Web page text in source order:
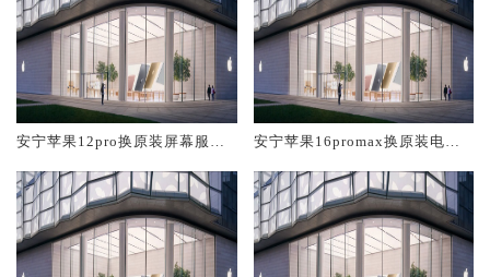
安宁苹果12pro换原装屏幕服务
安宁苹果16promax换原装电池